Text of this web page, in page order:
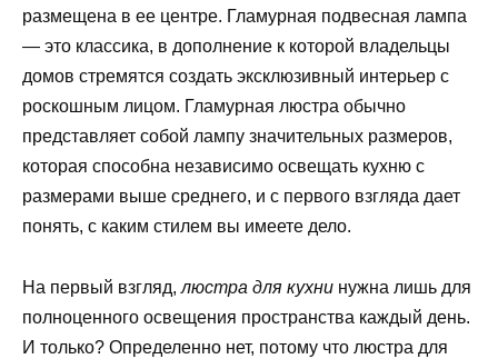
размещена в ее центре. Гламурная подвесная лампа
— это классика, в дополнение к которой владельцы
домов стремятся создать эксклюзивный интерьер с
роскошным лицом. Гламурная люстра обычно
представляет собой лампу значительных размеров,
которая способна независимо освещать кухню с
размерами выше среднего, и с первого взгляда дает
понять, с каким стилем вы имеете дело.
На первый взгляд, люстра для кухни нужна лишь для
полноценного освещения пространства каждый день.
И только? Определенно нет, потому что люстра для